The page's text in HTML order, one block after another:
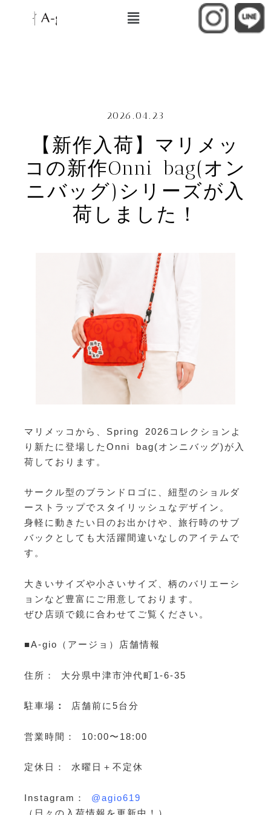
2026.04.23
【新作入荷】マリメッ
コの新作Onni bag(オン
ニバッグ)シリーズが入
荷しました！
マリメッコから、Spring 2026コレクションよ
り新たに登場したOnni bag(オンニバッグ)が入
荷しております。
サークル型のブランドロゴに、紐型のショルダ
ーストラップでスタイリッシュなデザイン。
身軽に動きたい日のお出かけや、旅行時のサブ
バックとしても大活躍間違いなしのアイテムで
す。
大きいサイズや小さいサイズ、柄のバリエーシ
ョンなど豊富にご用意しております。
ぜひ店頭で鏡に合わせてご覧ください。
■A-gio（アージョ）店舗情報
住所： 大分県中津市沖代町1-6-35
駐車場 ： 店舗前に5台分
営業時間： 10:00〜18:00
定休日： 水曜日＋不定休
Instagram：
@agio619
（日々の入荷情報を更新中！）